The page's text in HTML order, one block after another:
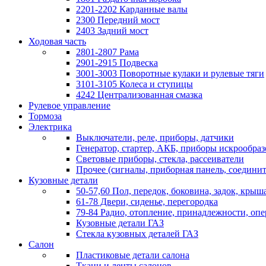
2201-2202 Карданные валы
2300 Передний мост
2403 Задний мост
Ходовая часть
2801-2807 Рама
2901-2915 Подвеска
3001-3003 Поворотные кулаки и рулевые тяги
3101-3105 Колеса и ступицы
4242 Централизованная смазка
Рулевое управление
Тормоза
Электрика
Выключатели, реле, приборы, датчики
Генератор, стартер, АКБ, приборы
Световые приборы, стекла, рассеиватели
Прочее (сигналы, приборная панель,
Кузовные детали
50-57,60 Пол, передок, боковина, задок,
61-78 Двери, сиденье, перегородка
79-84 Радио, отопление, принадлежности,
Кузовные детали ГАЗ
Стекла кузовных деталей ГАЗ
Салон
Пластиковые детали салона